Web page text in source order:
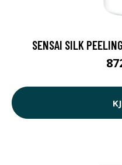
SENSAI SILK